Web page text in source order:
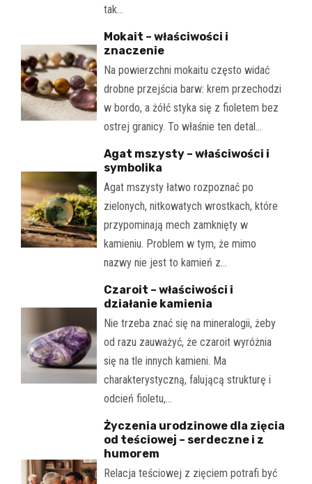
tak…
Mokait – właściwości i
znaczenie
Na powierzchni mokaitu często widać
drobne przejścia barw: krem przechodzi
w bordo, a żółć styka się z fioletem bez
ostrej granicy. To właśnie ten detal…
Agat mszysty – właściwości i
symbolika
Agat mszysty łatwo rozpoznać po
zielonych, nitkowatych wrostkach, które
przypominają mech zamknięty w
kamieniu. Problem w tym, że mimo
nazwy nie jest to kamień z…
Czaroit – właściwości i
działanie kamienia
Nie trzeba znać się na mineralogii, żeby
od razu zauważyć, że czaroit wyróżnia
się na tle innych kamieni. Ma
charakterystyczną, falującą strukturę i
odcień fioletu,…
Życzenia urodzinowe dla zięcia
od teściowej – serdeczne i z
humorem
Relacja teściowej z zięciem potrafi być